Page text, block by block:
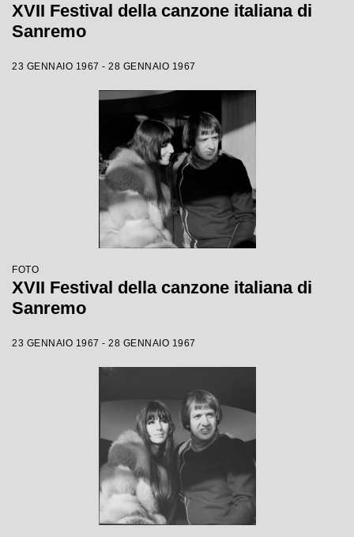
XVII Festival della canzone italiana di
Sanremo
23 GENNAIO 1967 - 28 GENNAIO 1967
FOTO
XVII Festival della canzone italiana di
Sanremo
23 GENNAIO 1967 - 28 GENNAIO 1967